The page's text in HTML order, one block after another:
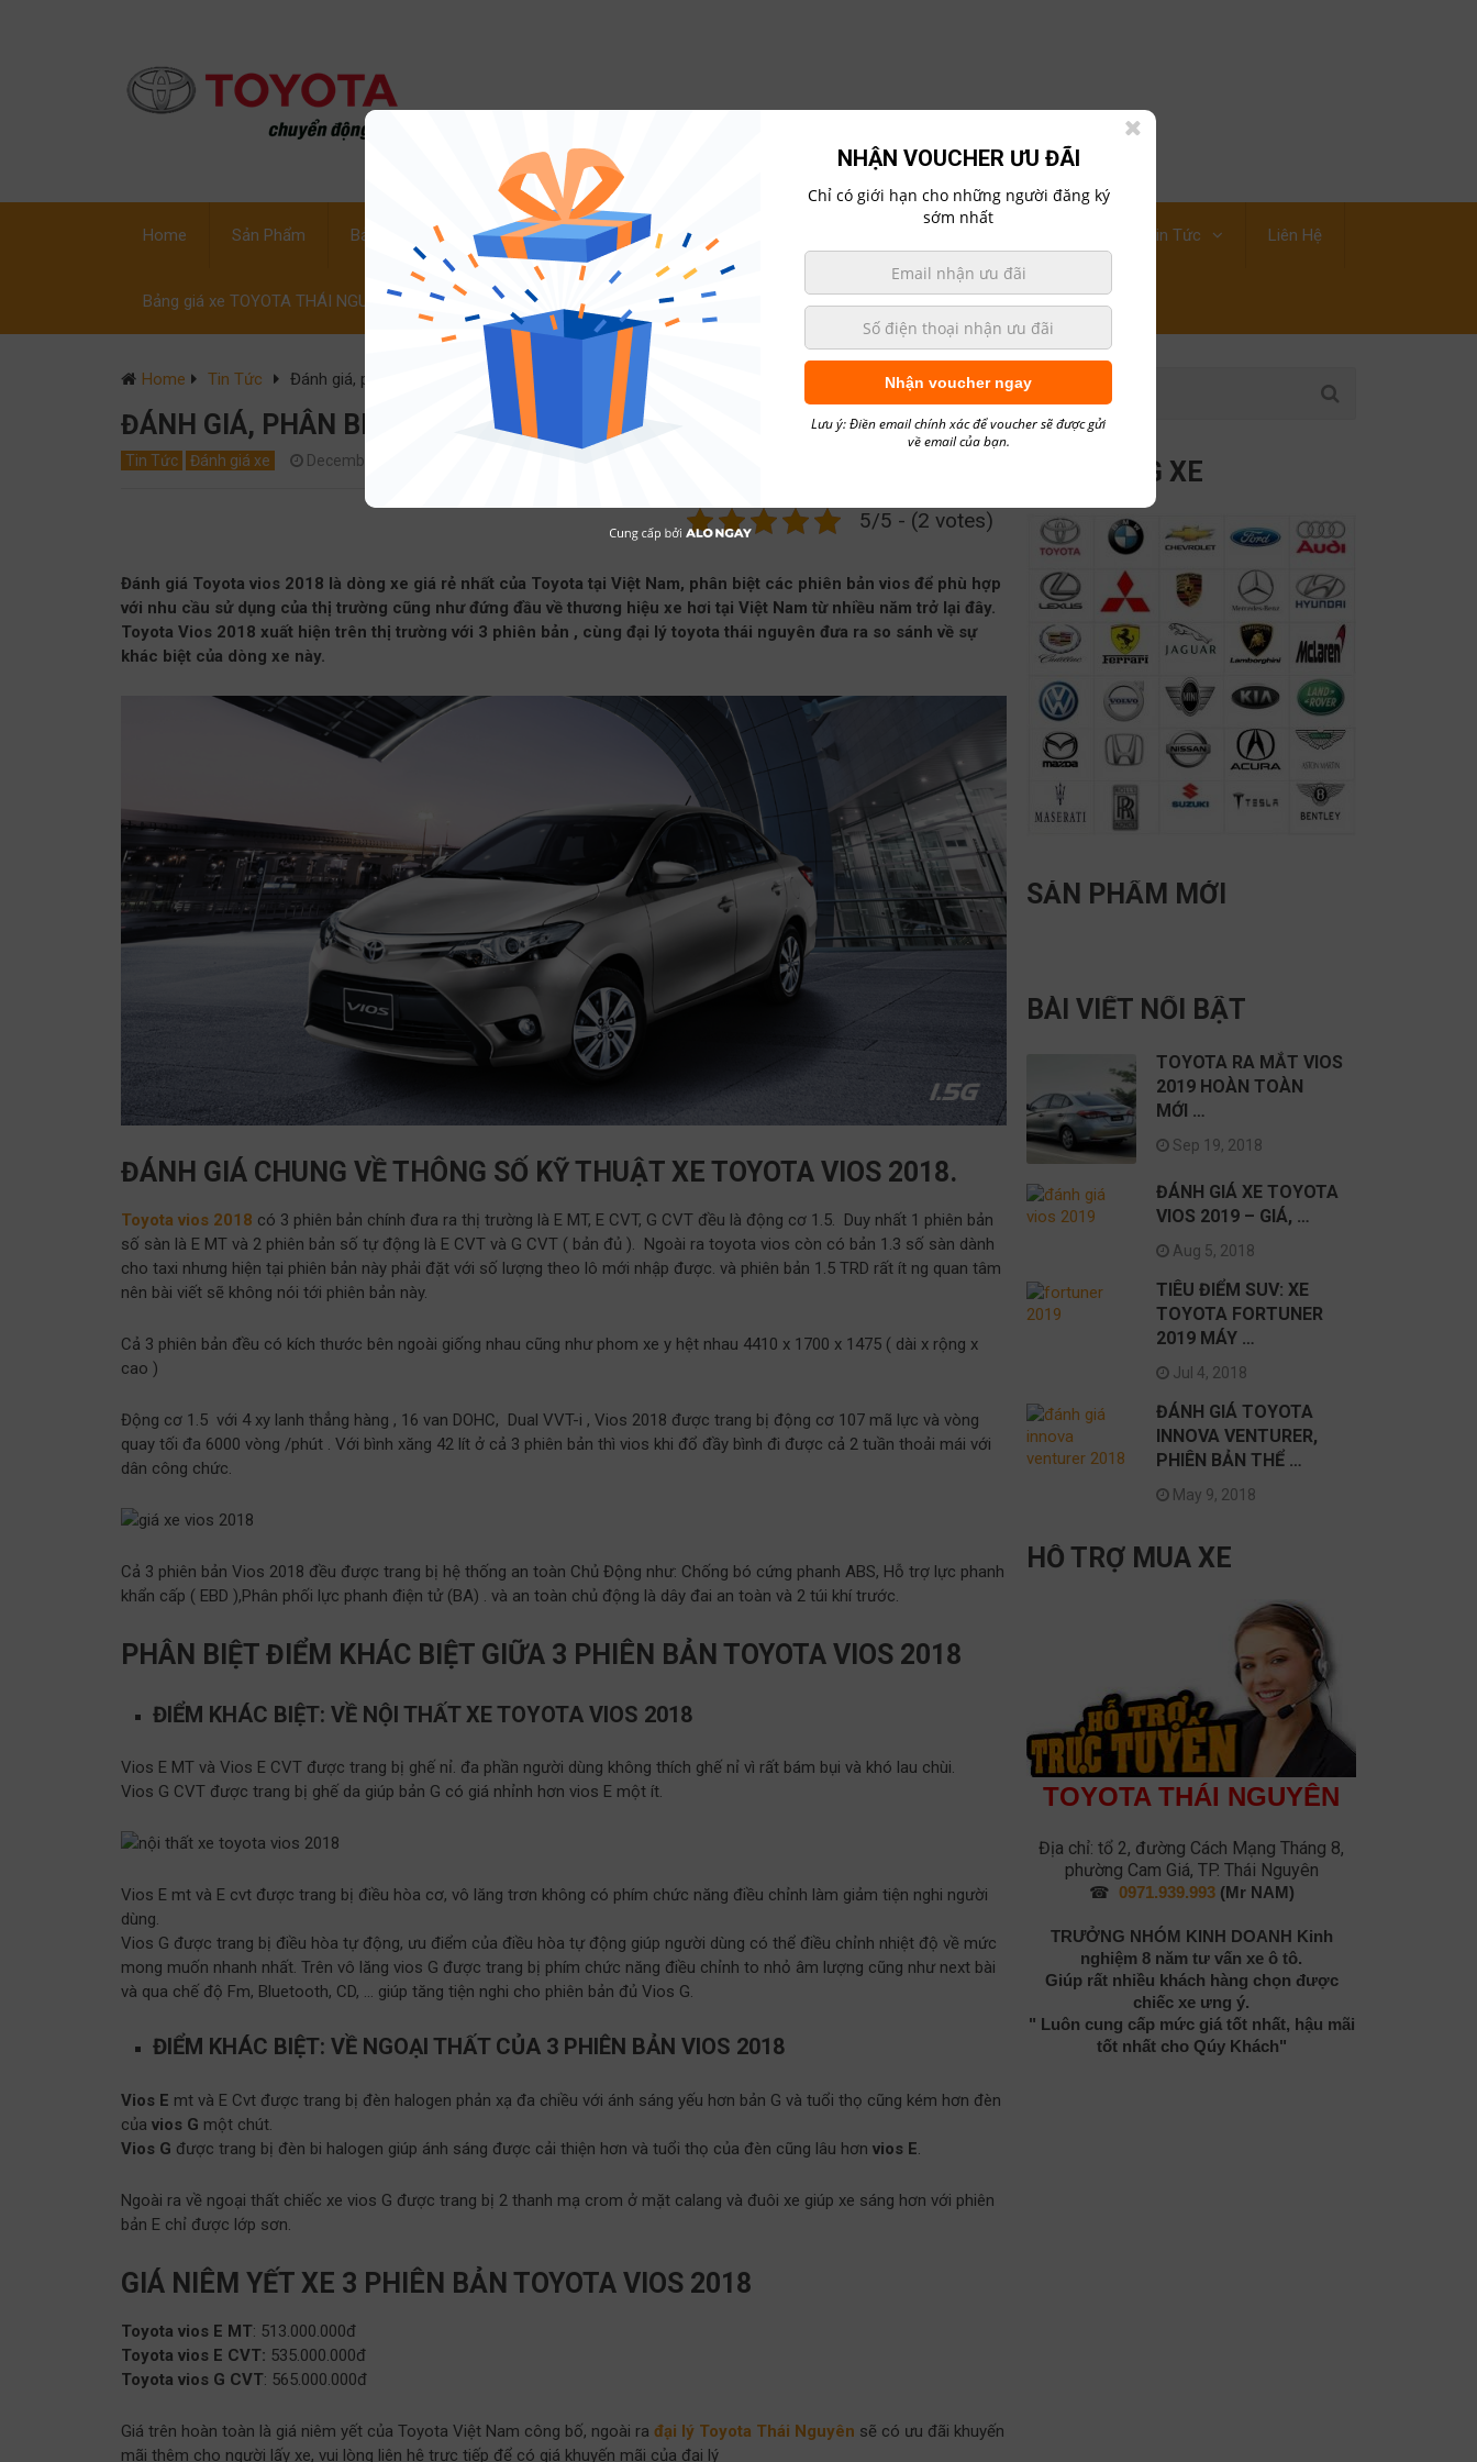
Home Sản Phẩm Bảng Giá Xe Các Dòng Xe Mua Xe Trả Góp Tin Tức Liên Hệ
Bảng giá xe TOYOTA THÁI NGUYÊN
Home Tin Tức Đánh giá, phân biệt các phiên bản xe toyota vios 2018
ĐÁNH GIÁ, PHÂN BIỆT CÁC PHIÊN BẢN XE TOYOTA VIOS 2018
Tin Tức Đánh giá xe December 3, 2017
5/5 - (2 votes)
Đánh giá Toyota vios 2018 là dòng xe giá rẻ nhất của Toyota tại Việt Nam, phân biệt các phiên bản vios để phù hợp
với nhu cầu sử dụng của thị trường cũng như đứng đầu về thương hiệu xe hơi tại Việt Nam từ nhiều năm trở lại đây.
Toyota Vios 2018 xuất hiện trên thị trường với 3 phiên bản , cùng đại lý toyota thái nguyên đưa ra so sánh về sự
khác biệt của dòng xe này.
ĐÁNH GIÁ CHUNG VỀ THÔNG SỐ KỸ THUẬT XE TOYOTA VIOS 2018.
Toyota vios 2018 có 3 phiên bản chính đưa ra thị trường là E MT, E CVT, G CVT đều là động cơ 1.5. Duy nhất 1 phiên bản
số sàn là E MT và 2 phiên bản số tự động là E CVT và G CVT ( bản đủ ). Ngoài ra toyota vios còn có bản 1.3 số sàn dành
cho taxi nhưng hiện tại phiên bản này phải đặt với số lượng theo lô mới nhập được. và phiên bản 1.5 TRD rất ít ng quan tâm
nên bài viết sẽ không nói tới phiên bản này.
Cả 3 phiên bản đều có kích thước bên ngoài giống nhau cũng như phom xe y hệt nhau 4410 x 1700 x 1475 ( dài x rộng x
cao )
Động cơ 1.5 với 4 xy lanh thẳng hàng , 16 van DOHC, Dual VVT-i , Vios 2018 được trang bị động cơ 107 mã lực và vòng
quay tối đa 6000 vòng /phút . Với bình xăng 42 lít ở cả 3 phiên bản thì vios khi đổ đầy bình đi được cả 2 tuần thoải mái với
dân công chức.
Cả 3 phiên bản Vios 2018 đều được trang bị hệ thống an toàn Chủ Động như: Chống bó cứng phanh ABS, Hỗ trợ lực phanh
khẩn cấp ( EBD ),Phân phối lực phanh điện tử (BA) . và an toàn chủ động là dây đai an toàn và 2 túi khí trước.
PHÂN BIỆT ĐIỂM KHÁC BIỆT GIỮA 3 PHIÊN BẢN TOYOTA VIOS 2018
ĐIỂM KHÁC BIỆT: VỀ NỘI THẤT XE TOYOTA VIOS 2018
Vios E MT và Vios E CVT được trang bị ghế nỉ. đa phần người dùng không thích ghế nỉ vì rất bám bụi và khó lau chùi.
Vios G CVT được trang bị ghế da giúp bản G có giá nhỉnh hơn vios E một ít.
Vios E mt và E cvt được trang bị điều hòa cơ, vô lăng trơn không có phím chức năng điều chỉnh làm giảm tiện nghi người
dùng.
Vios G được trang bị điều hòa tự động, ưu điểm của điều hòa tự động giúp người dùng có thể điều chỉnh nhiệt độ về mức
mong muốn nhanh nhất. Trên vô lăng vios G được trang bị phím chức năng điều chỉnh to nhỏ âm lượng cũng như next bài
và qua chế độ Fm, Bluetooth, CD, … giúp tăng tiện nghi cho phiên bản đủ Vios G.
ĐIỂM KHÁC BIỆT: VỀ NGOẠI THẤT CỦA 3 PHIÊN BẢN VIOS 2018
Vios E mt và E Cvt được trang bị đèn halogen phản xạ đa chiều với ánh sáng yếu hơn bản G và tuổi thọ cũng kém hơn đèn
của vios G một chút.
Vios G được trang bị đèn bi halogen giúp ánh sáng được cải thiện hơn và tuổi thọ của đèn cũng lâu hơn vios E.
Ngoài ra về ngoại thất chiếc xe vios G được trang bị 2 thanh mạ crom ở mặt calang và đuôi xe giúp xe sáng hơn với phiên
bản E chỉ được lớp sơn.
GIÁ NIÊM YẾT XE 3 PHIÊN BẢN TOYOTA VIOS 2018
Toyota vios E MT: 513.000.000đ
Toyota vios E CVT: 535.000.000đ
Toyota vios G CVT: 565.000.000đ
Giá trên hoàn toàn là giá niêm yết của Toyota Việt Nam công bố, ngoài ra đại lý Toyota Thái Nguyên sẽ có ưu đãi khuyến
mãi thêm cho người lấy xe, vui lòng liên hệ trực tiếp để có giá khuyến mãi của đại lý
CÁC HÃNG XE
SẢN PHẨM MỚI
BÀI VIẾT NỔI BẬT
TOYOTA RA MẮT VIOS
2019 HOÀN TOÀN
MỚI …
Sep 19, 2018
ĐÁNH GIÁ XE TOYOTA
VIOS 2019 – GIÁ, …
Aug 5, 2018
TIÊU ĐIỂM SUV: XE
TOYOTA FORTUNER
2019 MÁY …
Jul 4, 2018
ĐÁNH GIÁ TOYOTA
INNOVA VENTURER,
PHIÊN BẢN THỂ …
May 9, 2018
HỖ TRỢ MUA XE
TOYOTA THÁI NGUYÊN
Địa chỉ: tổ 2, đường Cách Mạng Tháng 8,
phường Cam Giá, TP. Thái Nguyên
☎ 0971.939.993(Mr NAM)
TRƯỞNG NHÓM KINH DOANH Kinh
nghiệm 8 năm tư vấn xe ô tô.
Giúp rất nhiều khách hàng chọn được
chiếc xe ưng ý.
" Luôn cung cấp mức giá tốt nhất, hậu mãi
tốt nhất cho Qúy Khách"
NHẬN VOUCHER ƯU ĐÃI
Chỉ có giới hạn cho những người đăng ký
sớm nhất
Nhận voucher ngay
Lưu ý: Điền email chính xác để voucher sẽ được gửi
về email của bạn.